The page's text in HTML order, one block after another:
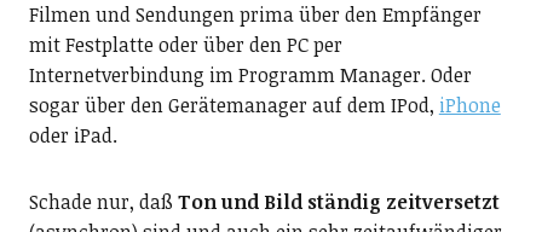
Filmen und Sendungen prima über den Empfänger
mit Festplatte oder über den PC per
Internetverbindung im Programm Manager. Oder
sogar über den Gerätemanager auf dem IPod, iPhone
oder iPad.
Schade nur, daß Ton und Bild ständig zeitversetzt